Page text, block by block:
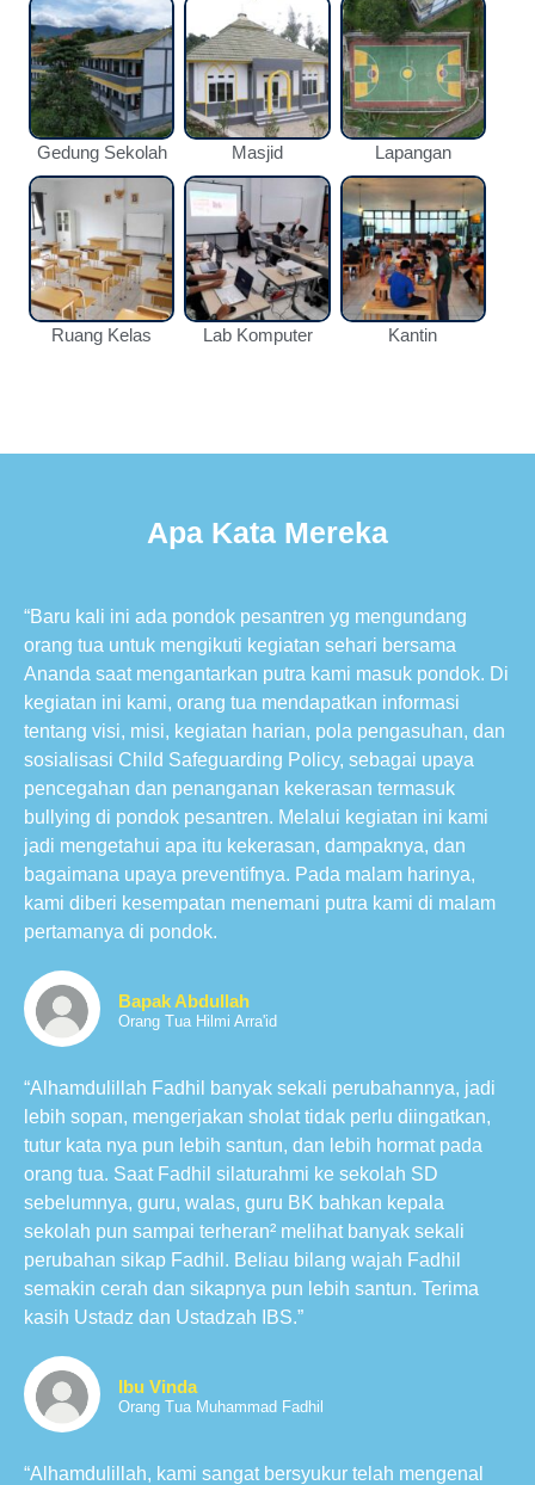
Gedung Sekolah Masjid Lapangan
Ruang Kelas Lab Komputer Kantin
Apa Kata Mereka
“Baru kali ini ada pondok pesantren yg mengundang
orang tua untuk mengikuti kegiatan sehari bersama
Ananda saat mengantarkan putra kami masuk pondok. Di
kegiatan ini kami, orang tua mendapatkan informasi
tentang visi, misi, kegiatan harian, pola pengasuhan, dan
sosialisasi Child Safeguarding Policy, sebagai upaya
pencegahan dan penanganan kekerasan termasuk
bullying di pondok pesantren. Melalui kegiatan ini kami
jadi mengetahui apa itu kekerasan, dampaknya, dan
bagaimana upaya preventifnya. Pada malam harinya,
kami diberi kesempatan menemani putra kami di malam
pertamanya di pondok.
Bapak Abdullah
Orang Tua Hilmi Arra'id
“Alhamdulillah Fadhil banyak sekali perubahannya, jadi
lebih sopan, mengerjakan sholat tidak perlu diingatkan,
tutur kata nya pun lebih santun, dan lebih hormat pada
orang tua. Saat Fadhil silaturahmi ke sekolah SD
sebelumnya, guru, walas, guru BK bahkan kepala
sekolah pun sampai terheran² melihat banyak sekali
perubahan sikap Fadhil. Beliau bilang wajah Fadhil
semakin cerah dan sikapnya pun lebih santun. Terima
kasih Ustadz dan Ustadzah IBS.”
Ibu Vinda
Orang Tua Muhammad Fadhil
“Alhamdulillah, kami sangat bersyukur telah mengenal